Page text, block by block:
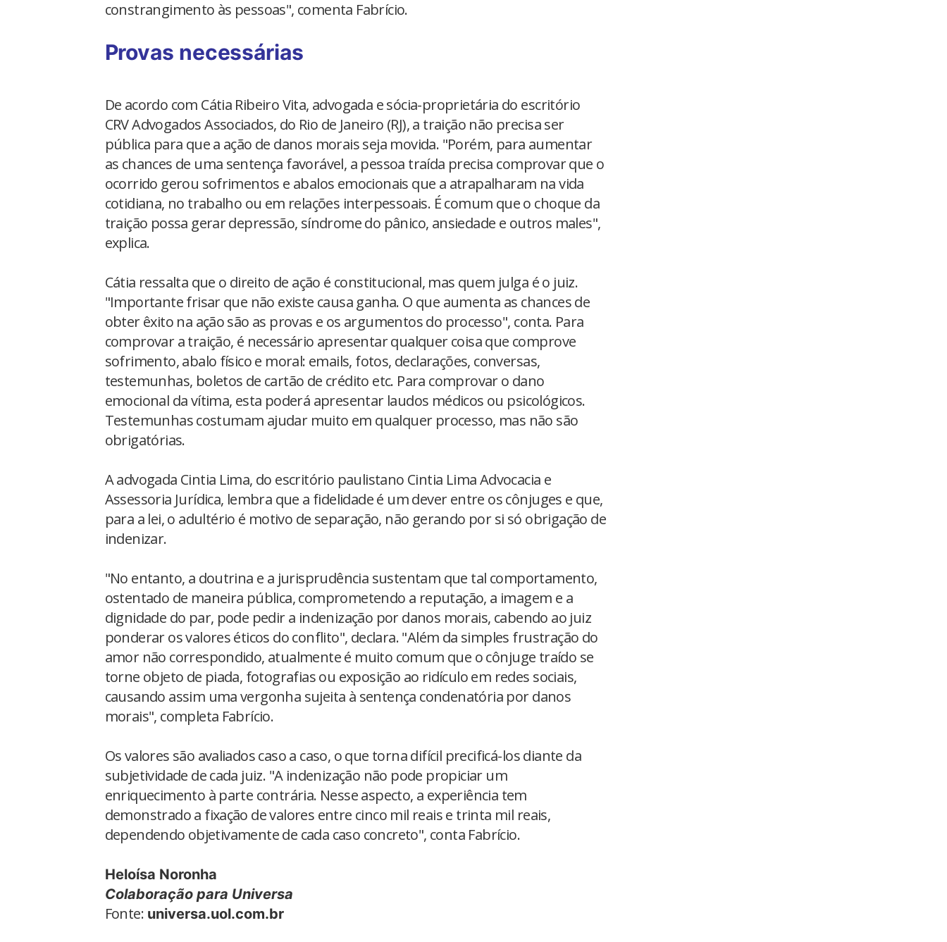
constrangimento às pessoas", comenta Fabrício.
Provas necessárias
De acordo com Cátia Ribeiro Vita, advogada e sócia-proprietária do escritório
CRV Advogados Associados, do Rio de Janeiro (RJ), a traição não precisa ser
pública para que a ação de danos morais seja movida. "Porém, para aumentar
as chances de uma sentença favorável, a pessoa traída precisa comprovar que o
ocorrido gerou sofrimentos e abalos emocionais que a atrapalharam na vida
cotidiana, no trabalho ou em relações interpessoais. É comum que o choque da
traição possa gerar depressão, síndrome do pânico, ansiedade e outros males",
explica.
Cátia ressalta que o direito de ação é constitucional, mas quem julga é o juiz.
"Importante frisar que não existe causa ganha. O que aumenta as chances de
obter êxito na ação são as provas e os argumentos do processo", conta. Para
comprovar a traição, é necessário apresentar qualquer coisa que comprove
sofrimento, abalo físico e moral: emails, fotos, declarações, conversas,
testemunhas, boletos de cartão de crédito etc. Para comprovar o dano
emocional da vítima, esta poderá apresentar laudos médicos ou psicológicos.
Testemunhas costumam ajudar muito em qualquer processo, mas não são
obrigatórias.
A advogada Cintia Lima, do escritório paulistano Cintia Lima Advocacia e
Assessoria Jurídica, lembra que a fidelidade é um dever entre os cônjuges e que,
para a lei, o adultério é motivo de separação, não gerando por si só obrigação de
indenizar.
"No entanto, a doutrina e a jurisprudência sustentam que tal comportamento,
ostentado de maneira pública, comprometendo a reputação, a imagem e a
dignidade do par, pode pedir a indenização por danos morais, cabendo ao juiz
ponderar os valores éticos do conflito", declara. "Além da simples frustração do
amor não correspondido, atualmente é muito comum que o cônjuge traído se
torne objeto de piada, fotografias ou exposição ao ridículo em redes sociais,
causando assim uma vergonha sujeita à sentença condenatória por danos
morais", completa Fabrício.
Os valores são avaliados caso a caso, o que torna difícil precificá-los diante da
subjetividade de cada juiz. "A indenização não pode propiciar um
enriquecimento à parte contrária. Nesse aspecto, a experiência tem
demonstrado a fixação de valores entre cinco mil reais e trinta mil reais,
dependendo objetivamente de cada caso concreto", conta Fabrício.
Heloísa Noronha
Colaboração para Universa
Fonte:universa.uol.com.br